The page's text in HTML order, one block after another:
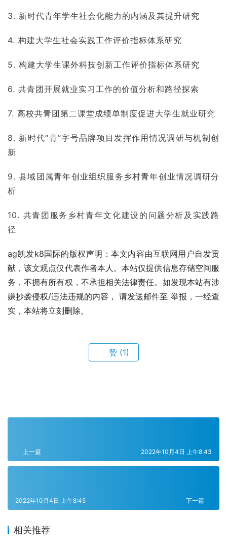
3. 新时代青年学生社会化能力的内涵及其提升研究
4. 构建大学生社会实践工作评价指标体系研究
5. 构建大学生课外科技创新工作评价指标体系研究
6. 共青团开展就业实习工作的价值分析和路径探索
7. 高校共青团第二课堂成绩单制度促进大学生就业研究
8. 新时代“青”字号品牌项目发挥作用情况调研与机制创
新
9. 县域团属青年创业组织服务乡村青年创业情况调研分
析
10. 共青团服务乡村青年文化建设的问题分析及实践路
径
ag凯发k8国际的版权声明：本文内容由互联网用户自发贡
献，该文观点仅代表作者本人。本站仅提供信息存储空间服
务，不拥有所有权，不承担相关法律责任。如发现本站有涉
嫌抄袭侵权/违法违规的内容， 请发送邮件至 举报，一经查
实，本站将立刻删除。
赞 (1)
上一篇 2022年10月4日 上午8:43
下一篇
2022年10月4日 上午8:45
相关推荐